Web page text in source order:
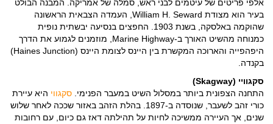
אלפי פריטים של עיטמים לבני ראש, סמלה של אמריקה. המבנה הבולט
בעיר הוא מצודת William H. Seward, העמדה הצבאית הראשונה
שהוקמה באלסקה, בשנת 1903. החפצים בנסיעה יבשתית נופית
כמנוחה מהשיט האורך ב-Marine Highway, מוזמנים לגמוע את הדרך
היפהפייה והארוכה המקשרת בין היינס לצומת היינס (Haines Junction)
בקנדה.
סקגוויי (Skagway)
התחנה הצפונית ביותר במסלול השיט במעבר הפנימי. סקגווי היא עיירת
כורי זהב לשעבר, שנוסדה ב-1897. בהלת הזהב באזור שככה לאחר שלוש
שנים, אך העיירה ממשיכה לחיות על תהילתה דאז גם כיום, עם רחובות